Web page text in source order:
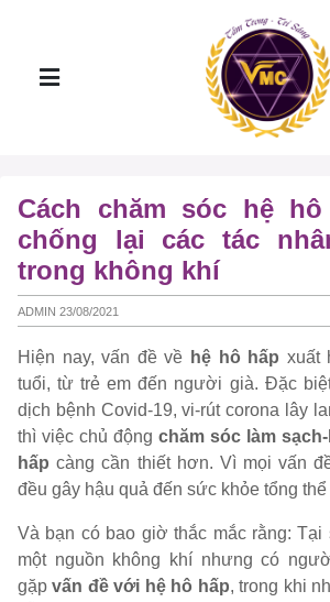
Cách chăm sóc hệ
chống lại các tác
trong không khí
ADMIN 23/08/2021
Hiện nay, vấn đề về hệ hô hấp xuất
tuổi, từ trẻ em đến người già. Đặc
dịch bệnh Covid-19, vi-rút corona lây
thì việc chủ động chăm sóc làm
hấp càng cần thiết hơn. Vì mọi vấn
đều gây hậu quả đến sức khỏe tổng
Và bạn có bao giờ thắc mắc rằng: Tại
một nguồn không khí nhưng có
gặpvấn đề với hệ hô hấp, trong khi